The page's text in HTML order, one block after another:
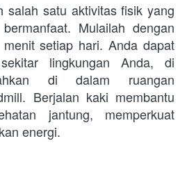
salah satu aktivitas fisik yang
Mulailah dengan
setiap hari. Anda dapat
lingkungan Anda, di
di dalam ruangan
Berjalan kaki membantu
jantung, memperkuat
energi.